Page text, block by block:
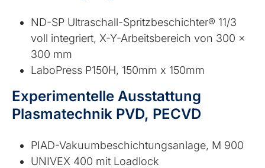
ND-SP Ultraschall-Spritzbeschichter® 11/3
voll integriert, X-Y-Arbeitsbereich von 300 x
300 mm
LaboPress P150H, 150mm x 150mm
Experimentelle Ausstattung
Plasmatechnik PVD, PECVD
PIAD-Vakuumbeschichtungsanlage, M 900
UNIVEX 400 mit Loadlock